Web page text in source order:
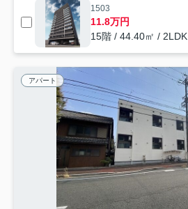
1503
11.8万円
15階 / 44.40㎡ / 2LDK
アパート